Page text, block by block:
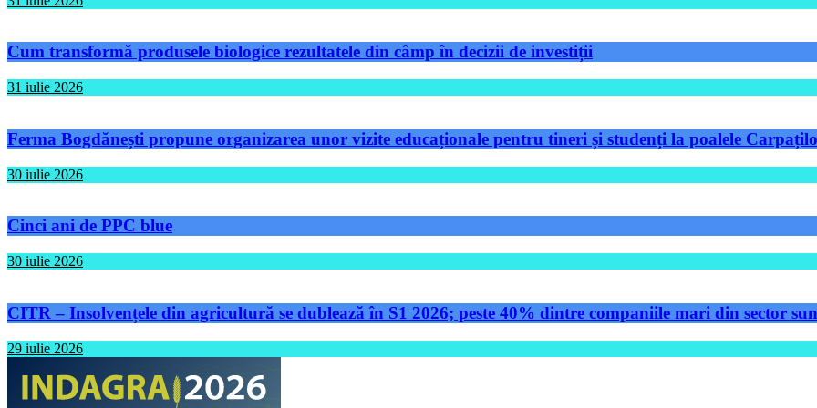
Cum transformă produsele biologice rezultatele din câmp în decizii de investiții
31 iulie 2026
Ferma Bogdănești propune organizarea unor vizite educaționale pentru tineri și studenți la poalele
30 iulie 2026
Cinci ani de PPC blue
30 iulie 2026
CITR – Insolvențele din agricultură se dublează în S1 2026; peste 40% dintre companiile mari din sector
29 iulie 2026